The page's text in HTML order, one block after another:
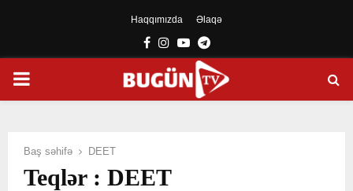
Haqqımızda Əlaqə
Facebook
Instagram
YoutubeTelegram
PRIMARY
Baş səhifə DEET
Teqlər : DEET